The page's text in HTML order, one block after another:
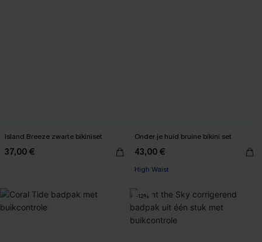
Island Breeze zwarte bikiniset
37,00 €
Onder je huid bruine bikini set
43,00 €
High Waist
-12%